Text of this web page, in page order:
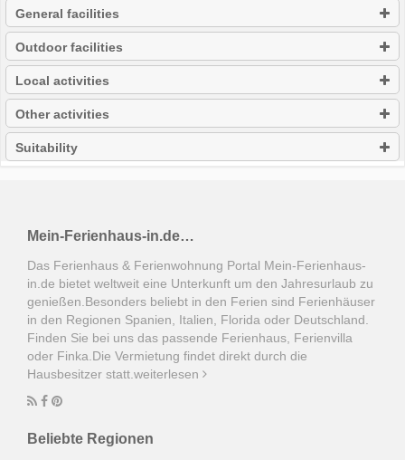
General facilities
Outdoor facilities
Local activities
Other activities
Suitability
Mein-Ferienhaus-in.de…
Das Ferienhaus & Ferienwohnung Portal Mein-Ferienhaus-
in.de bietet weltweit eine Unterkunft um den Jahresurlaub zu
genießen.Besonders beliebt in den Ferien sind Ferienhäuser
in den Regionen Spanien, Italien, Florida oder Deutschland.
Finden Sie bei uns das passende Ferienhaus, Ferienvilla
oder Finka.Die Vermietung findet direkt durch die
Hausbesitzer statt. weiterlesen
Beliebte Regionen